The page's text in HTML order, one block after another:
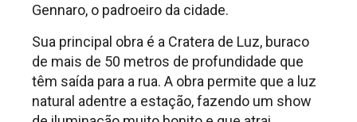
Gennaro, o padroeiro da cidade.
Sua principal obra é a Cratera de Luz, buraco
de mais de 50 metros de profundidade que
têm saída para a rua. A obra permite que a luz
natural adentre a estação, fazendo um show